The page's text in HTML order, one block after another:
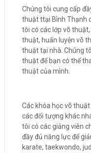
Chúng tôi cung cấp
thuật ttại Bình Thạnh
tôi có các lớp võ
thuật, huấn luyện võ
thuật tại nhà. Chúng
thuật để bạn có thể
thuật của mình.
Các khóa học võ
các đối tượng khác
tôi có các giảng viên
đầy đủ năng lực để
karate, taekwondo,